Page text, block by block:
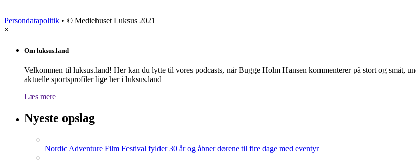
Persondatapolitik • © Mediehuset Luksus 2021
×
Om luksus.land
Velkommen til luksus.land! Her kan du lytte til vores podcasts, når Bugge Holm Hansen kommenterer på stort og småt,
aktuelle sportsprofiler lige her i luksus.land
Læs mere
Nyeste opslag
Nordic Adventure Film Festival fylder 30 år og åbner dørene til fire dage med eventyr